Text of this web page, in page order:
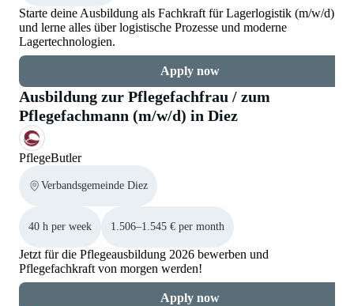
Starte deine Ausbildung als Fachkraft für Lagerlogistik (m/w/d)
und lerne alles über logistische Prozesse und moderne
Lagertechnologien.
Apply now
Ausbildung zur Pflegefachfrau / zum
Pflegefachmann (m/w/d) in Diez
PflegeButler
Verbandsgemeinde Diez
40 h per week 1.506–1.545 € per month
Jetzt für die Pflegeausbildung 2026 bewerben und
Pflegefachkraft von morgen werden!
Apply now